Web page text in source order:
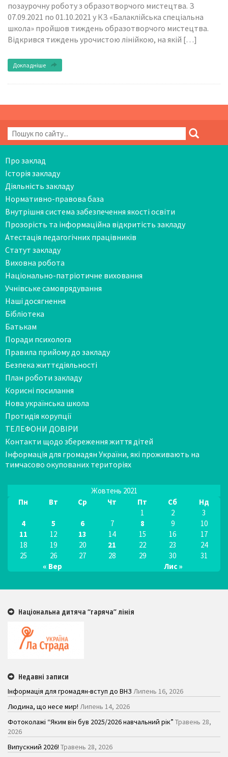
позаурочну роботу з образотворчого мистецтва. З
07.09.2021 по 01.10.2021 у КЗ «Балаклійська спеціальна
школа» пройшов тиждень образотворчого мистецтва.
Відкрився тиждень урочистою лінійкою, на якій […]
Докладніше
Про заклад
Історія закладу
Діяльність закладу
Нормативно-правова база
Внутрішня система забезпечення якості освіти
Прозорість та інформаційна відкритість закладу
Атестація педагогічних працівників
Статут закладу
Виховна робота
Національно-патріотичне виховання
Учнівське самоврядування
Наші досягнення
Бібліотека
Батькам
Поради психолога
Правила прийому до закладу
Безпека життєдіяльності
План роботи закладу
Корисні посилання
Нова українська школа
Протидія корупції
ТЕЛЕФОНИ ДОВІРИ
Контакти щодо збереження життя дітей
Інформація для громадян України, які проживають на
тимчасово окупованих територіях
Жовтень 2021
Пн
Вт Ср Чт Пт Сб Нд
« Вер Лис »
1 2
3
4
5 6 7 8 9
10
11
12 13 14 15 16
17
18
19 20 21 22 23
24
25
26 27 28 29 30 31
Національна дитяча “гаряча” лінія
Недавні записи
Інформація для громадян-вступ до ВНЗ Липень 16, 2026
Людина, що несе мир! Липень 14, 2026
Фотоколажі “Яким він був 2025/2026 навчальний рік” Травень 28,
2026
Випускний 2026! Травень 28, 2026